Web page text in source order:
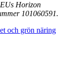
Horizon
101060591.
och grön näring